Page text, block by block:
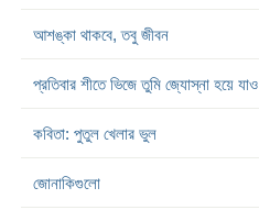
আশঙ্কা থাকবে, তবু জীবন
প্রতিবার শীতে ভিজে তুমি জ্যোস্না হয়ে যাও
কবিতা: পুতুল খেলার ভুল
জোনাকিগুলো